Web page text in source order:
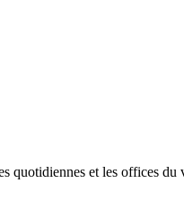
quotidiennes et les offices du